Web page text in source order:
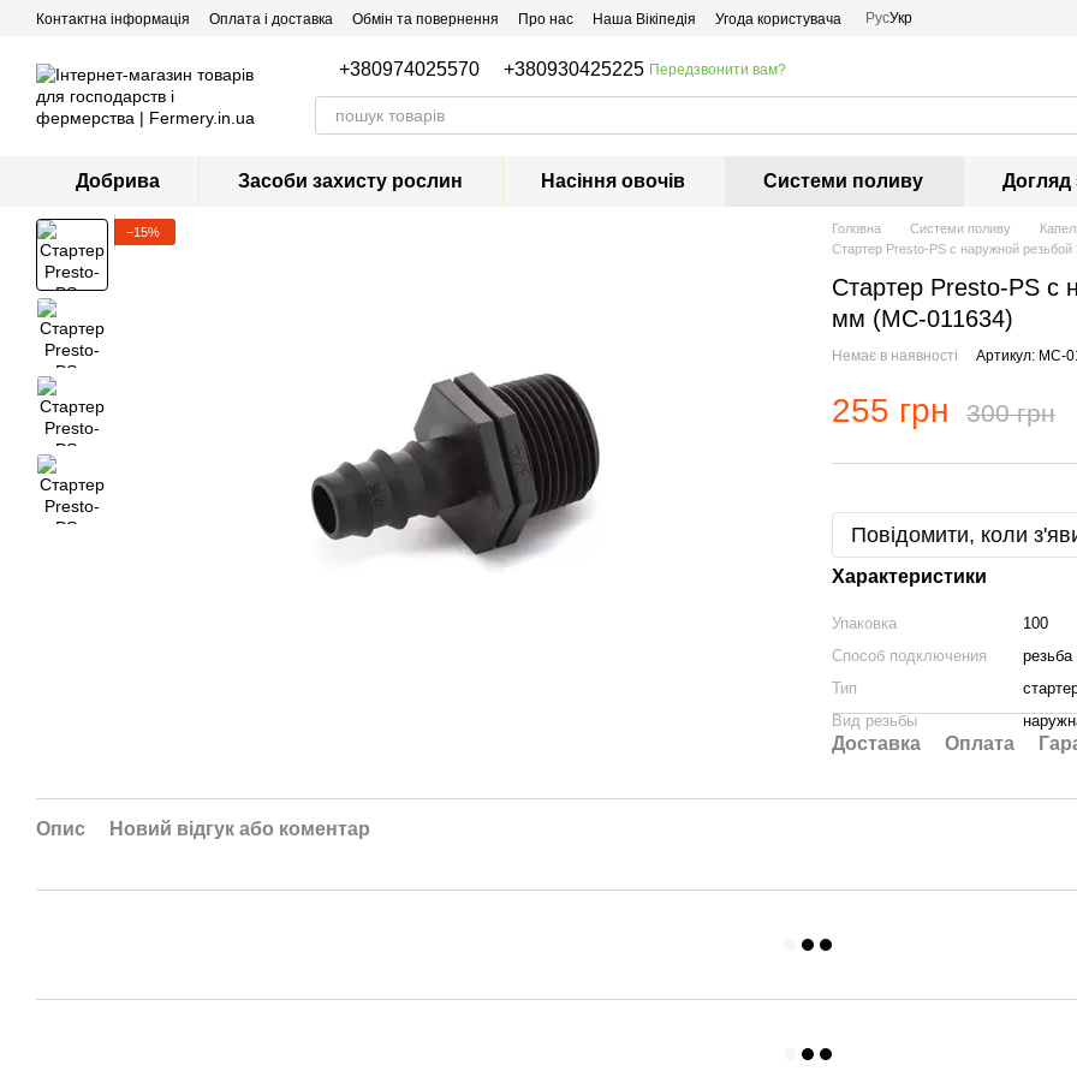
Перейти до основного контенту
Контактна інформація Оплата і доставка Обмін та повернення Про нас Наша Вікіпедія Угода користувача РусУкр
+380974025570 +380930425225 Передзвонити вам?
Добрива Засоби захисту рослин Насіння овочів Системи поливу Догляд
−15% Головна Системи поливу
Стартер Presto-PS с наружной
Стартер Presto-PS с
мм (MC-011634)
Немає в наявності Артикул: MC-
255 грн 300 грн
Повідомити, коли
Характеристики
Упаковка
100
Способ подключения
резьба
Тип
Вид резьбы
Доставка Оплата
Опис Новий відгук або коментар